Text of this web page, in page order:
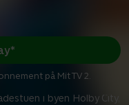
i byen Holby City,
på Mit TV 2.